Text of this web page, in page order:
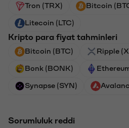
Tron (TRX) Bitcoin
Litecoin (LTC)
Kripto para fiyat tahminleri
Bitcoin (BTC) Ripple
Bonk (BONK)
Synapse (SYN)
Sorumluluk reddi